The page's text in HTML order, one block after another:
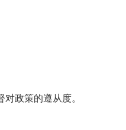
政策的遵从度。